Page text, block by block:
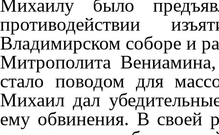
Михаилу было
противодействии
Владимирском соборе и
Митрополита
стало поводом для
Михаил дал
ему обвинения. В своей